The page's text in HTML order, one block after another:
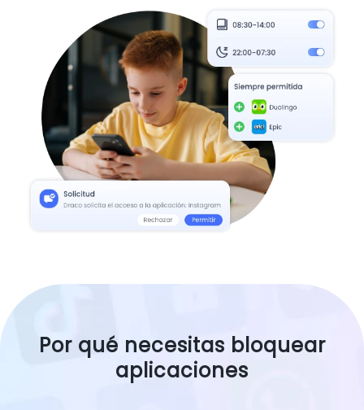
Por qué necesitas bloquear
aplicaciones